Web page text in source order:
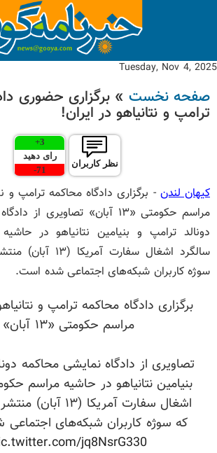
Tuesday, Nov 4, 2025
صفحه نخست » برگزاری حضوری
ترامپ و نتانیاهو در ایران!
نظر کاربران
3
+
رای دهید
71
-
کیهان لندن - برگزاری دادگاه محاکمه ترامپ و
مراسم حکومتی «۱۳ آبان» تصاویری
دونالد ترامپ و بنیامین نتانیاهو در
سالگرد اشغال
سوژه کاربران شبکه‌های اجتماعی شده است.
برگزاری دادگاه محاکمه ترامپ و
مراسم حکومتی «۱۳ آبان»
تصاویری از دادگاه نمایشی محاکمه
بنیامین نتانیاهو در حاشیه مراسم
اشغال سفارت آمریکا
که سوژه کاربران شبکه‌های
jq8NsrG330